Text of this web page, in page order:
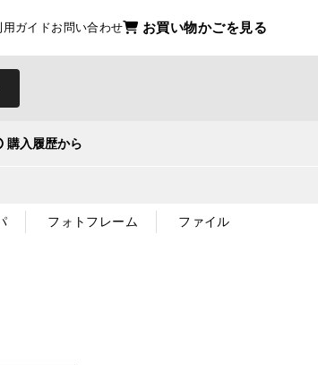
用ガイドお問い合わせ お買い物かごを見る
購入履歴から
フォトフレーム ファイル